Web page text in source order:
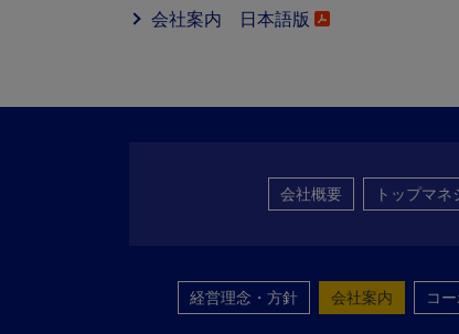
会社案内 日本語版
会社概要 トップマネ
経営理念・方針 会社案内 コ